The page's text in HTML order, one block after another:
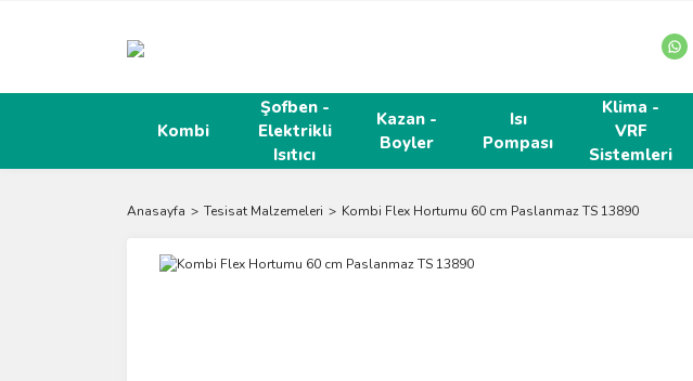
Kombi
Şofben -
Elektrikli
Isıtıcı
Kazan -
Boyler
Isı
Pompası
Klima -
VRF
Sistemleri
Anasayfa Tesisat Malzemeleri Kombi Flex Hortumu 60 cm Paslanmaz TS 13890